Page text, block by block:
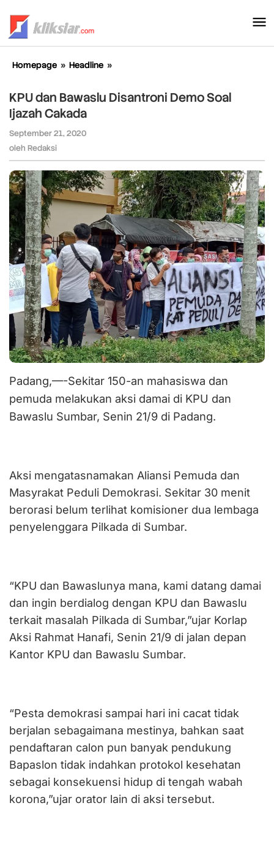
konten
Homepage » Headline »
Bawaslu
Disantroni
KPU dan Bawaslu Disantroni Demo Soal
Ijazah Cakada
September 21, 2020
oleh Redaksi
Padang,—-Sekitar 150-an mahasiswa dan
pemuda melakukan aksi damai di KPU dan
Bawaslu Sumbar, Senin 21/9 di Padang.
Aksi mengatasnamakan Aliansi Pemuda dan
Masyrakat Peduli Demokrasi. Sekitar 30 menit
berorasi belum terlihat komisioner dua lembaga
penyelenggara Pilkada di Sumbar.
“KPU dan Bawaslunya mana, kami datang damai
dan ingin berdialog dengan KPU dan Bawaslu
terkait masalah Pilkada di Sumbar,”ujar Korlap
Aksi Rahmat Hanafi, Senin 21/9 di jalan depan
Kantor KPU dan Bawaslu Sumbar.
“Pesta demokrasi sampai hari ini cacat tidak
berjalan sebagaimana mestinya, bahkan saat
pendaftaran calon pun banyak pendukung
Bapaslon tidak indahkan protokol kesehatan
sebagai konsekuensi hidup di tengah wabah
korona,”ujar orator lain di aksi tersebut.